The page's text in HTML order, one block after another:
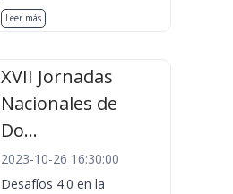
Leer más
XVII Jornadas
Nacionales de
Do...
2023-10-26 16:30:00
Desafíos 4.0 en la